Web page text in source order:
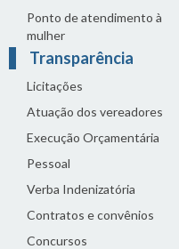
Ponto de atendimento à
mulher
Transparência
Licitações
Atuação dos vereadores
Execução Orçamentária
Pessoal
Verba Indenizatória
Contratos e convênios
Concursos